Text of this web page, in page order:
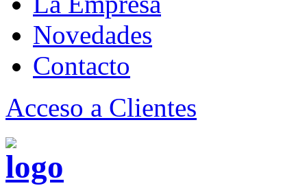
Novedades
Contacto
Acceso a Clientes